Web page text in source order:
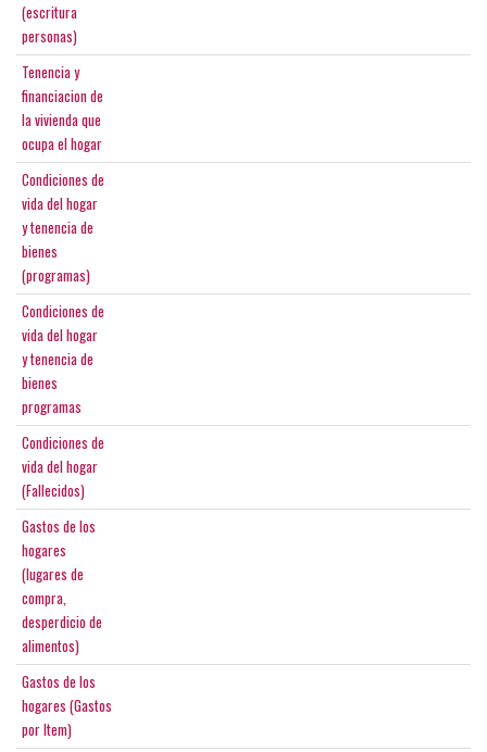
(escritura
personas)
Tenencia y
financiacion de
la vivienda que
ocupa el hogar
Condiciones de
vida del hogar
y tenencia de
bienes
(programas)
Condiciones de
vida del hogar
y tenencia de
bienes
programas
Condiciones de
vida del hogar
(Fallecidos)
Gastos de los
hogares
(lugares de
compra,
desperdicio de
alimentos)
Gastos de los
hogares (Gastos
por Item)